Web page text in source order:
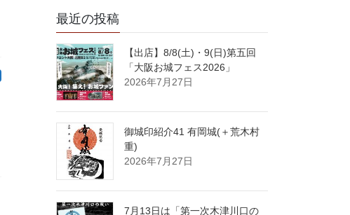
最近の投稿
【出店】8/8(土)・9(日)第五回
「大阪お城フェス2026」
2026年7月27日
御城印紹介41 有岡城(＋荒木村
重)
2026年7月27日
7月13日は「第一次木津川口の